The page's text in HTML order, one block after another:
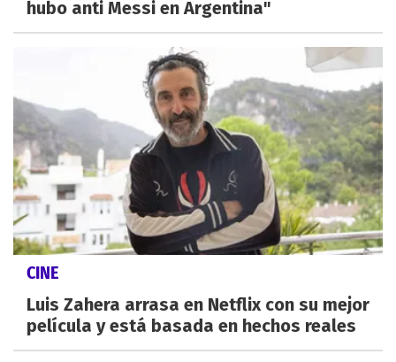
hubo anti Messi en Argentina"
CINE
Luis Zahera arrasa en Netflix con su mejor
película y está basada en hechos reales